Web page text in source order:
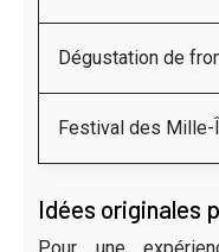
Dégustation de
Festival des Mille-
Idées originales